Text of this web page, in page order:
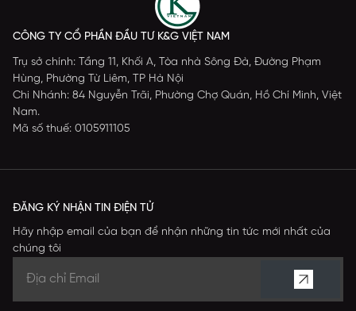
CÔNG TY CỔ PHẦN ĐẦU TƯ K&G VIỆT NAM
Trụ sở chính: Tầng 11, Khối A, Tòa nhà Sông Đà, Đường Phạm
Hùng, Phường Từ Liêm, TP Hà Nội
Chi Nhánh: 84 Nguyễn Trãi, Phường Chợ Quán, Hồ Chí Minh, Việt
Nam.
Mã số thuế: 0105911105
ĐĂNG KÝ NHẬN TIN ĐIỆN TỬ
Hãy nhập email của bạn để nhận những tin tức mới nhất của
chúng tôi